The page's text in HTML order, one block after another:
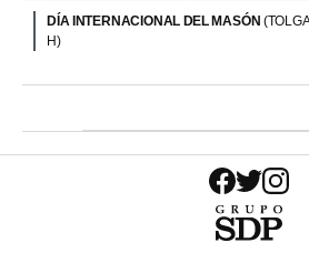
DÍA INTERNACIONAL DEL MASÓN
H)